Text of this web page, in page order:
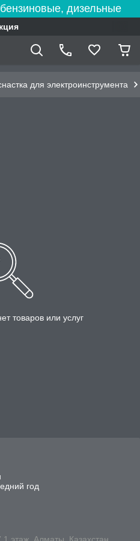
дизельные
для электроинструмента
товаров или услуг
год